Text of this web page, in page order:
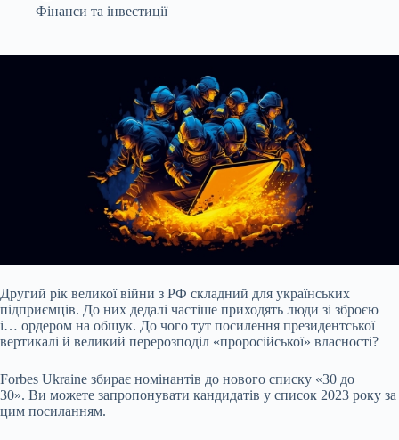
Фінанси та інвестиції
Другий рік великої війни з РФ складний для українських
підприємців. До них дедалі частіше приходять люди зі зброєю
і… ордером на обшук. До чого тут посилення президентської
вертикалі й великий перерозподіл «проросійської» власності?
Forbes Ukraine збирає номінантів до нового списку «30 до
30». Ви можете запропонувати кандидатів у список 2023 року за
цим посиланням.